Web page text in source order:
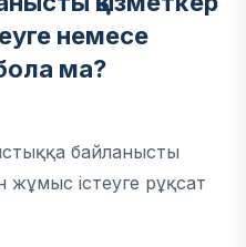
немесе
ма?
байланысты
істеуге рұқсат